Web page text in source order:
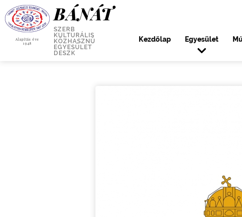
Alapítás éve
1948
BÁNÁT
SZERB
KULTURÁLIS
KÖZHASZNÚ
EGYESÜLET
DESZK
Kezdőlap Egyesület